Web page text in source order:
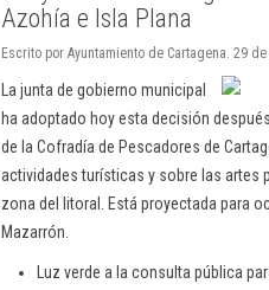
Azohía e Isla Plana
Escrito por Ayuntamiento de Cartagena. 29
La junta de gobierno municipal
ha adoptado hoy esta decisión
de la Cofradía de Pescadores de
actividades turísticas y sobre las artes
zona del litoral. Está proyectada para
Mazarrón.
Luz verde a la consulta pública